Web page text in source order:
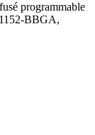
programmable
BBGA,